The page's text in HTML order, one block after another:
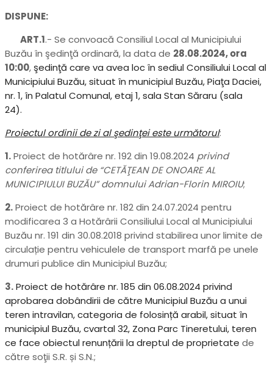
DISPUNE:
ART.1.- Se convoacă Consiliul Local al Municipiului
Buzău în şedinţă ordinară, la data de 28.08.2024, ora
10:00, şedinţă care va avea loc în sediul Consiliului Local al
Municipiului Buzău, situat în municipiul Buzău, Piaţa Daciei,
nr. 1, în Palatul Comunal, etaj 1, sala Stan Săraru (sala
24).
Proiectul ordinii de zi al şedinţei este următorul:
1.Proiect de hotărâre nr. 192 din 19.08.2024 privind
conferirea titlului de “CETĂŢEAN DE ONOARE AL
MUNICIPIULUI BUZĂU”domnului Adrian-Florin MIROIU;
2.Proiect de hotărâre nr. 182 din 24.07.2024 pentru
modificarea 3 a Hotărârii Consiliului Local al Municipiului
Buzău nr. 191 din 30.08.2018 privind stabilirea unor limite de
circulație pentru vehiculele de transport marfă pe unele
drumuri publice din Municipiul Buzău;
3.Proiect de hotărâre nr. 185 din 06.08.2024 privind
aprobarea dobândirii de către Municipiul Buzău a unui
teren intravilan, categoria de folosință arabil, situat în
municipiul Buzău, cvartal 32, Zona Parc Tineretului, teren
ce face obiectul renunțării la dreptul de proprietate de
către soţii S.R. și S.N.;